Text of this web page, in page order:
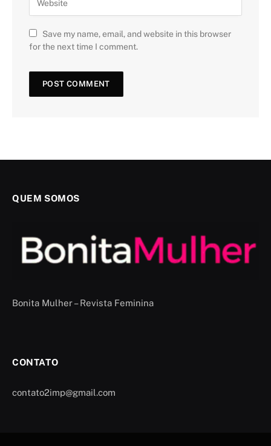
Save my name, email, and website in this browser
for the next time I comment.
QUEM SOMOS
Bonita Mulher – Revista Feminina
CONTATO
contato2imp@gmail.com